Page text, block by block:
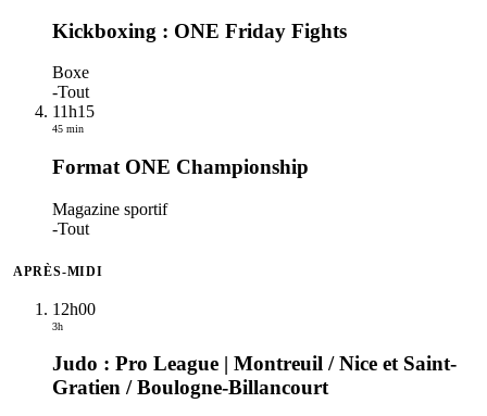
Kickboxing : ONE Friday Fights
Boxe
-Tout
11h15
45 min
Format ONE Championship
Magazine sportif
-Tout
APRÈS-MIDI
12h00
3h
Judo : Pro League | Montreuil / Nice et Saint-
Gratien / Boulogne-Billancourt